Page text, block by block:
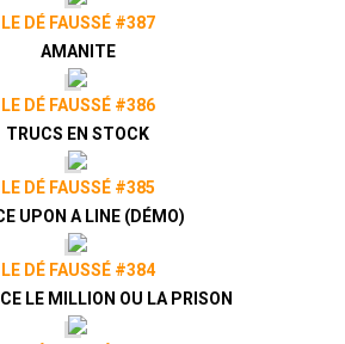
LE DÉ FAUSSÉ #387
AMANITE
LE DÉ FAUSSÉ #386
TRUCS EN STOCK
LE DÉ FAUSSÉ #385
UPON A LINE (DÉMO)
LE DÉ FAUSSÉ #384
LE MILLION OU LA PRISON